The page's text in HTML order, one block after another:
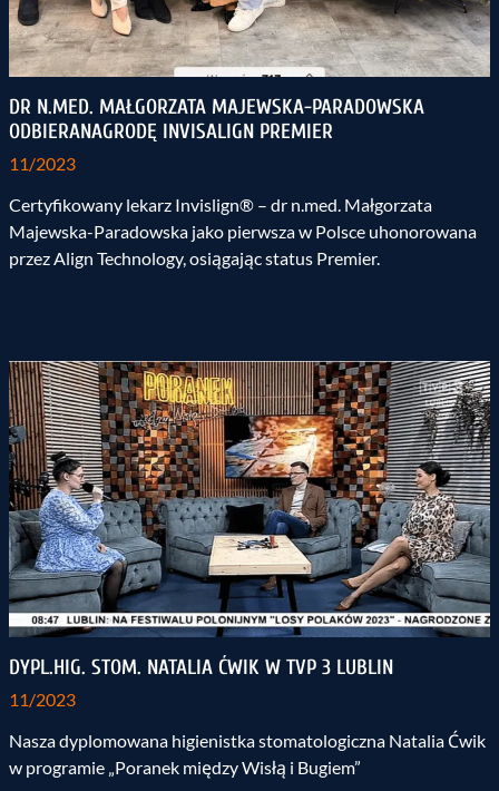
DR N.MED. MAŁGORZATA MAJEWSKA-PARADOWSKA
ODBIERANAGRODĘ INVISALIGN PREMIER
11/2023
Certyfikowany lekarz Invislign® – dr n.med. Małgorzata
Majewska-Paradowska jako pierwsza w Polsce uhonorowana
przez Align Technology, osiągając status Premier.
DYPL.HIG. STOM. NATALIA ĆWIK W TVP 3 LUBLIN
11/2023
Nasza dyplomowana higienistka stomatologiczna Natalia Ćwik
w programie „Poranek między Wisłą i Bugiem”